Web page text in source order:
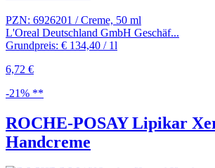
PZN: 6926201 / Creme, 50 ml
L'Oreal Deutschland GmbH Geschäf...
Grundpreis: € 134,40 / 1l
6,72 €
-21% **
ROCHE-POSAY Lipikar
Handcreme